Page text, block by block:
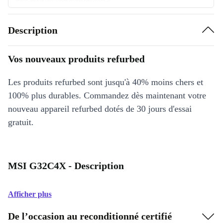
Description
Vos nouveaux produits refurbed
Les produits refurbed sont jusqu'à 40% moins chers et
100% plus durables. Commandez dès maintenant votre
nouveau appareil refurbed dotés de 30 jours d'essai
gratuit.
MSI G32C4X - Description
Afficher plus
De l’occasion au reconditionné certifié